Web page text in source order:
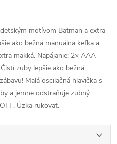
motívom Batman a extra
ako bežná manuálna kefka a
mäkká. Napájanie: 2× AAA
zuby lepšie ako bežná
Malá oscilačná hlavička s
a jemne odstraňuje zubný
Úzka rukoväť.